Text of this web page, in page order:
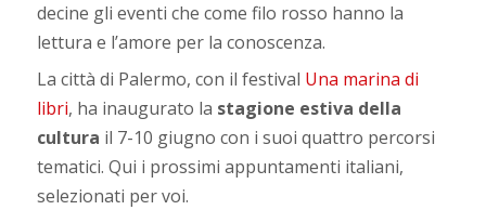
decine gli eventi che come filo rosso hanno la
lettura e l’amore per la conoscenza.
La città di Palermo, con il festival Una marina di
libri, ha inaugurato la stagione estiva della
cultura il 7-10 giugno con i suoi quattro percorsi
tematici. Qui i prossimi appuntamenti italiani,
selezionati per voi.